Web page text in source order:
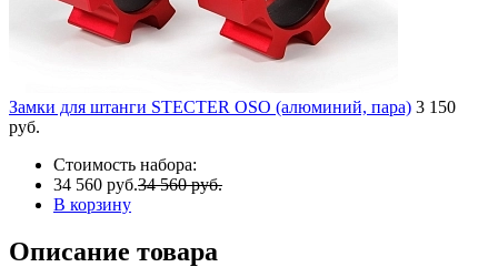
Замки для штанги STECTER OSO (алюминий, пара) 3 150
руб.
Стоимость набора:
34 560 руб.34 560 руб.
В корзину
Описание товара